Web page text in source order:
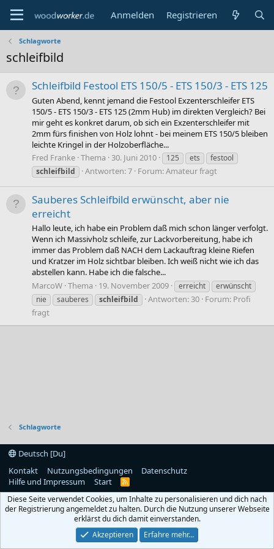
Anmelden Registrieren
Schlagworte
schleifbild
Schleifbild Festool ETS 150/5 - ETS 150/3 - ETS 125
Guten Abend, kennt jemand die Festool Exzenterschleifer ETS
150/5 - ETS 150/3 - ETS 125 (2mm Hub) im direkten Vergleich? Bei
mir geht es konkret darum, ob sich ein Exzenterschleifer mit
2mm fürs finishen von Holz lohnt - bei meinem ETS 150/5 bleiben
leichte Kringel in der Holzoberfläche...
Fred Franke Thema 30. Juni 2010 125 ets
festool
schleifbild
Antworten: 7 Forum:Amateur fragt
Sauberes Schleifbild erwünscht, aber nie
erreicht
Hallo leute, ich habe ein Problem daß mich schon länger verfolgt.
Wenn ich Massivholz schleife, zur Lackvorbereitung, habe ich
immer das Problem daß NACH dem Lackauftrag kleine Riefen
und Kratzer im Holz sichtbar bleiben. Ich weiß nicht wie ich das
abstellen kann. Habe ich die falsche...
MarcoW Thema 19. November 2009 erreicht
erwünscht
nie
sauberes schleifbild Antworten: 30 Forum: Profi
fragt
Schlagworte
Deutsch [Du]
Kontakt
Nutzungsbedingungen
Datenschutz
Hilfe und Impressum
Start
R
S
Diese Seite verwendet Cookies, um Inhalte zu personalisieren und dich nach
der Registrierung angemeldet zu halten. Durch die Nutzung unserer Webseite
erklärst du dich damit einverstanden.
Akzeptieren
Erfahre mehr…